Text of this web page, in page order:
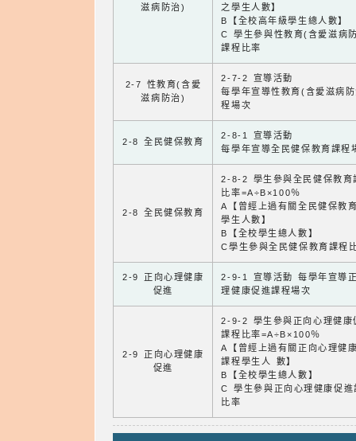
滋病防治)
之學生人數】
B【全校高年級學生總人數】
C 學生參與性教育(含愛滋病
課程比率
2-7 性教育(含愛
滋病防治)
2-7-2 宣導活動
每學年宣導性教育(含愛滋病
程場次
2-8 全民健保教育
2-8-1 宣導活動
每學年宣導全民健保教育課程
2-8 全民健保教育
2-8-2 學生參與全民健保教育
比率=A÷B×100％
A【曾經上過有關全民健保教
學生人數】
B【全校學生總人數】
C學生參與全民健保教育課程
2-9 正向心理健康
促進
2-9-1 宣導活動 每學年宣導
理健康促進課程場次
2-9 正向心理健康
促進
2-9-2 學生參與正向心理健康
課程比率=A÷B×100％
A【曾經上過有關正向心理健
課程學生人 數】
B【全校學生總人數】
C 學生參與正向心理健康促進
比率